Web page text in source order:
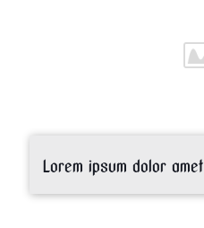
Lorem ipsum dolor amet